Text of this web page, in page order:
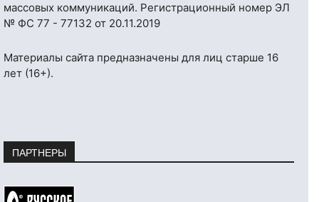
массовых коммуникаций. Регистрационный номер ЭЛ
№ ФС 77 - 77132 от 20.11.2019
Материалы сайта предназначены для лиц старше 16
лет (16+).
ПАРТНЕРЫ